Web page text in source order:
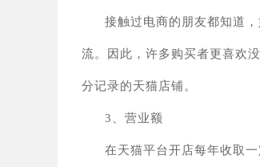
接触过电商的朋友都知道
流。因此，许多购买者更喜欢
分记录的天猫店铺。
3、 营业额
在天猫平台开店每年收取